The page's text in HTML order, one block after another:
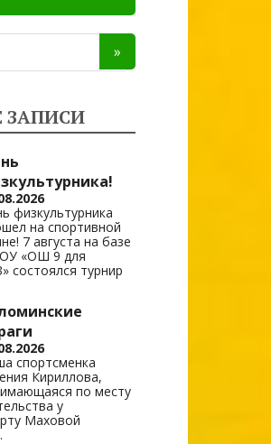
ЗАПИСИ
физкультурника
на спортивной
7 августа на базе
«ОШ 9 для
состоялся турнир
спортсменка
Кириллова,
по месту
у
Маховой